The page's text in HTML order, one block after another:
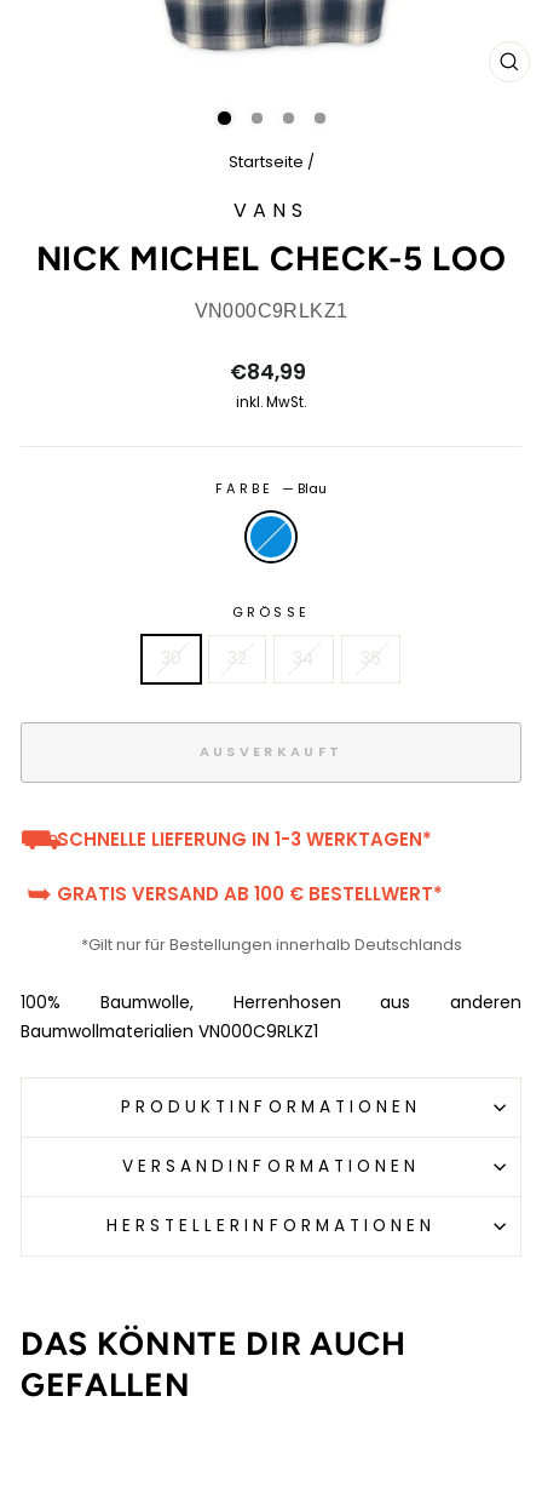
Startseite /
VANS
NICK MICHEL CHECK-5 LOO
VN000C9RLKZ1
Normaler
Preis
€84,99
inkl. MwSt.
FARBE — Blau
GRÖSSE
30 32 34 36
AUSVERKAUFT
⛟SCHNELLE LIEFERUNG IN 1-3 WERKTAGEN*
➥ GRATIS VERSAND AB 100 € BESTELLWERT*
*Gilt nur für Bestellungen innerhalb Deutschlands
100% Baumwolle, Herrenhosen aus anderen
Baumwollmaterialien VN000C9RLKZ1
PRODUKTINFORMATIONEN
VERSANDINFORMATIONEN
HERSTELLERINFORMATIONEN
DAS KÖNNTE DIR AUCH
GEFALLEN